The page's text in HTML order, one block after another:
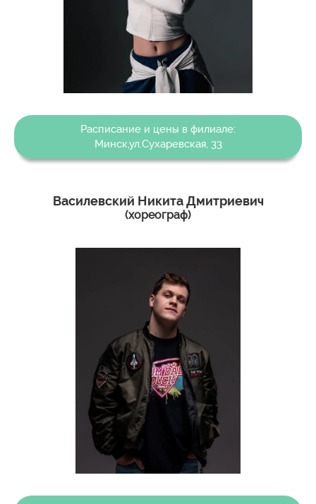
Расписание и цены в филиале:
Минск,ул.Сухаревская, 33
Василевский Никита Дмитриевич
(хореограф)